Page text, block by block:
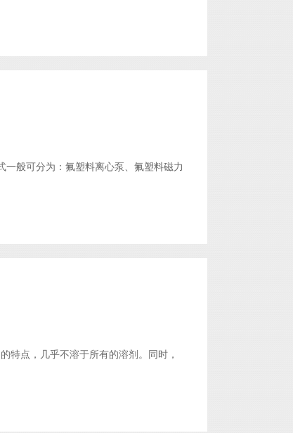
般可分为：氟塑料离心泵、氟塑料磁力
特点，几乎不溶于所有的溶剂。同时，